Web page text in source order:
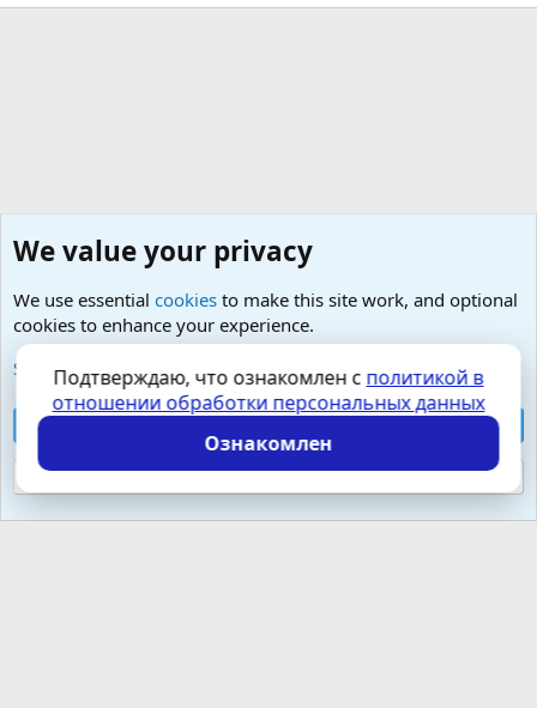
Малая урология- простатит, тазовые боли, фиброз
Cookies
Russian (RU)
Условия и правила
Политика конфиденциальности
Помощь
S
S
Локализация отXenForo.Info
We value your privacy
We use essential cookies to make this site work, and optional
cookies to enhance your experience.
See further information and configure your preferences
Reject optional cookies
Подтверждаю, что ознакомлен с политикой в
отношении обработки персональных данных
Ознакомлен